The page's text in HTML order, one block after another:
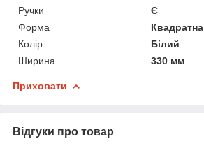
Ручки
Є
Форма
Квадратна
Колір
Білий
Ширина
330 мм
Приховати
Відгуки про товар